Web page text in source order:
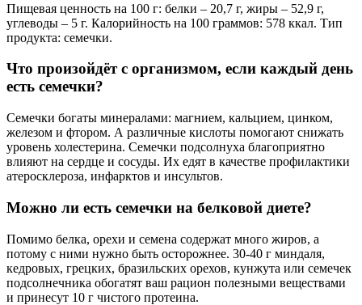
Пищевая ценность на 100 г: белки – 20,7 г, жиры – 52,9 г,
углеводы – 5 г. Калорийность на 100 граммов: 578 ккал. Тип
продукта: семечки.
Что произойдёт с организмом, если каждый день
есть семечки?
Семечки богаты минералами: магнием, кальцием, цинком,
железом и фтором. А различные кислоты помогают снижать
уровень холестерина. Семечки подсолнуха благоприятно
влияют на сердце и сосуды. Их едят в качестве профилактики
атеросклероза, инфарктов и инсультов.
Можно ли есть семечки на белковой диете?
Помимо белка, орехи и семена содержат много жиров, а
потому с ними нужно быть осторожнее. 30-40 г миндаля,
кедровых, грецких, бразильских орехов, кунжута или семечек
подсолнечника обогатят ваш рацион полезными веществами
и принесут 10 г чистого протеина.